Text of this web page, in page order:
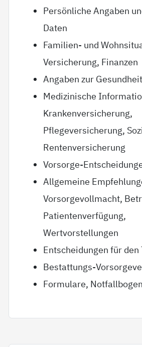
Persönliche Angaben
Daten
Familien- und
Versicherung, Finanzen
Angaben zur Gesundheit
Medizinische
Krankenversicherung,
Pflegeversicherung,
Rentenversicherung
Vorsorge-
Allgemeine
Vorsorgevollmacht,
Patientenverfügung,
Wertvorstellungen
Entscheidungen für den
Bestattungs-
Formulare, Notfallbogen